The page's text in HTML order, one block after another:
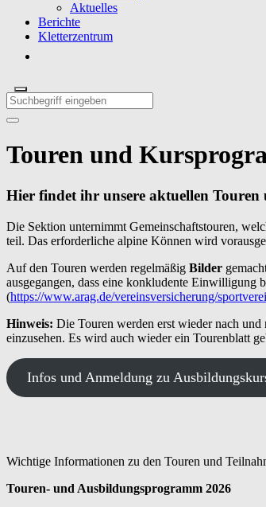
Aktuelles
Berichte
Kletterzentrum
Touren und
Hier findet ihr unsere aktuellen Touren
Die Sektion unternimmt Gemeinschaftstouren,
teil. Das erforderliche alpine Können wird
Auf den Touren werden regelmäßig Bilder
ausgegangen, dass eine konkludente Einwilligung
(https://www.arag.de/vereinsversicherung/
Hinweis: Die Touren werden erst wieder nach
einzusehen. Es wird auch wieder ein Tourenblatt
Infos und Anmeldung zu
Wichtige Informationen zu den Touren und
Touren- und Ausbildungsprogramm 2026